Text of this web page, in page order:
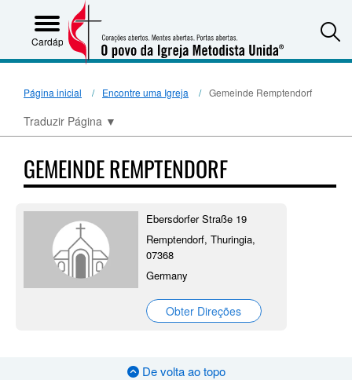
Cardápio
Página inicial Encontre uma Igreja Gemeinde Remptendorf
Traduzir Página ▼
GEMEINDE REMPTENDORF
Ebersdorfer Straße 19
Remptendorf, Thuringia,
07368
Germany
Obter Direções
De volta ao topo